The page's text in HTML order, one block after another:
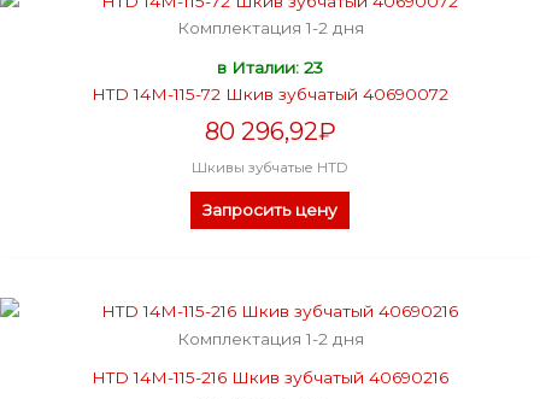
Комплектация 1-2 дня
в Италии: 23
HTD 14M-115-72 Шкив зубчатый 40690072
80 296,92₽
Шкивы зубчатые HTD
Запросить цену
Комплектация 1-2 дня
HTD 14M-115-216 Шкив зубчатый 40690216